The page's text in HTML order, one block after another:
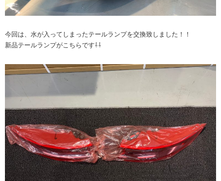
今回は、水が入ってしまったテールランプを交換致しました！！
新品テールランプがこちらです⇩⇩